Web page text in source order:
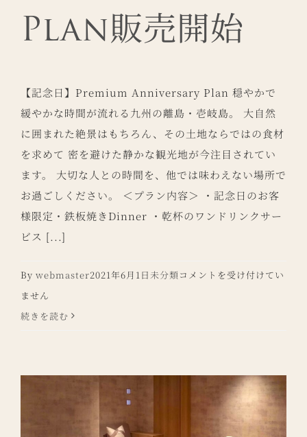
Plan販売開始
【記念日】Premium Anniversary Plan 穏やかで
緩やかな時間が流れる九州の離島・壱岐島。 大自然
に囲まれた絶景はもちろん、その土地ならではの食材
を求めて 密を避けた静かな観光地が今注目されてい
ます。 大切な人との時間を、他では味わえない場所で
お過ごしください。 ＜プラン内容＞ ・記念日のお客
様限定・鉄板焼きDinner ・乾杯のワンドリンクサー
ビス [...]
By webmaster2021年6月1日 未分類 【記
Plan
コメントを受け付けてい
ません
続きを読む